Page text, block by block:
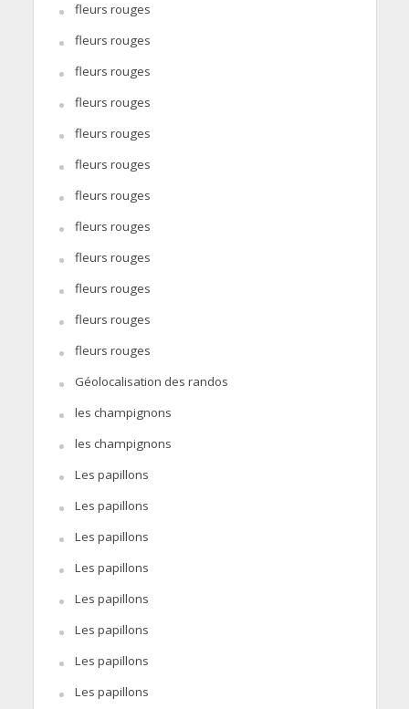
fleurs rouges
fleurs rouges
fleurs rouges
fleurs rouges
fleurs rouges
fleurs rouges
fleurs rouges
fleurs rouges
fleurs rouges
fleurs rouges
fleurs rouges
fleurs rouges
Géolocalisation des randos
les champignons
les champignons
Les papillons
Les papillons
Les papillons
Les papillons
Les papillons
Les papillons
Les papillons
Les papillons